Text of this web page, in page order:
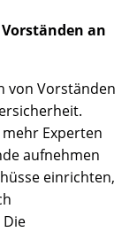
an
von Vorständen
Experten
aufnehmen
einrichten,